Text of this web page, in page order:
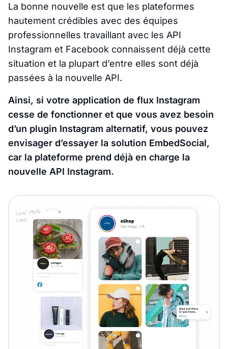
La bonne nouvelle est que les plateformes
hautement crédibles avec des équipes
professionnelles travaillant avec les API
Instagram et Facebook connaissent déjà cette
situation et la plupart d’entre elles sont déjà
passées à la nouvelle API.
Ainsi, si votre application de flux Instagram
cesse de fonctionner et que vous avez besoin
d’un plugin Instagram alternatif, vous pouvez
envisager d’essayer la solution EmbedSocial,
car la plateforme prend déjà en charge la
nouvelle API Instagram.